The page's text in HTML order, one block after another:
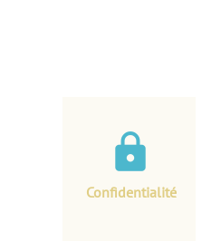
lock
Confidentialité